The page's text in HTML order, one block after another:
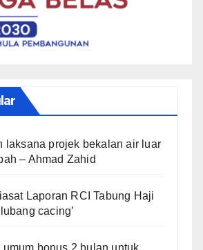
laksana projek bekalan air luar
– Ahmad Zahid
Laporan RCI Tabung Haji
cacing’